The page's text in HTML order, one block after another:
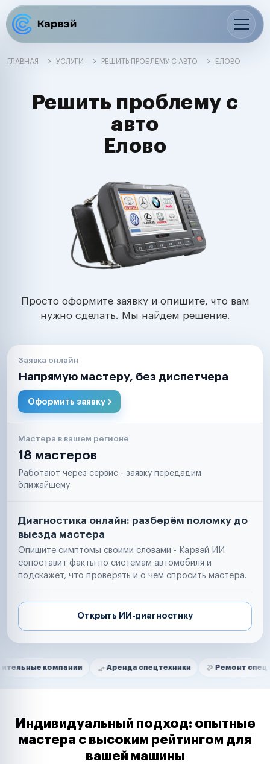
ГЛАВНАЯ УСЛУГИ РЕШИТЬ ПРОБЛЕМУ С АВТО ЕЛОВО
Решить проблему с
авто
Елово
Просто оформите заявку и опишите, что вам
нужно сделать. Мы найдем решение.
Заявка онлайн
Напрямую мастеру, без диспетчера
Оформить заявку
Мастера в вашем регионе
18 мастеров
Работают через сервис - заявку передадим
ближайшему
Диагностика онлайн: разберём поломку до
выезда мастера
Опишите симптомы своими словами - Карвэй ИИ
сопоставит факты по системам автомобиля и
подскажет, что проверять и о чём спросить мастера.
Открыть ИИ-диагностику
Нам доверяют
Аренда спецтехники Ремонт спецтехники
Маркетплейсы
Таксопарки
Автодилеры
Индивидуальный подход: опытные
мастера с высоким рейтингом для
вашей машины